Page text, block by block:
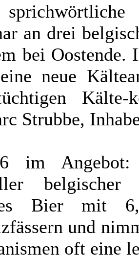
an drei
bei Oostende.
neue
Strubbe,
im
Bier mit
und
oft eine